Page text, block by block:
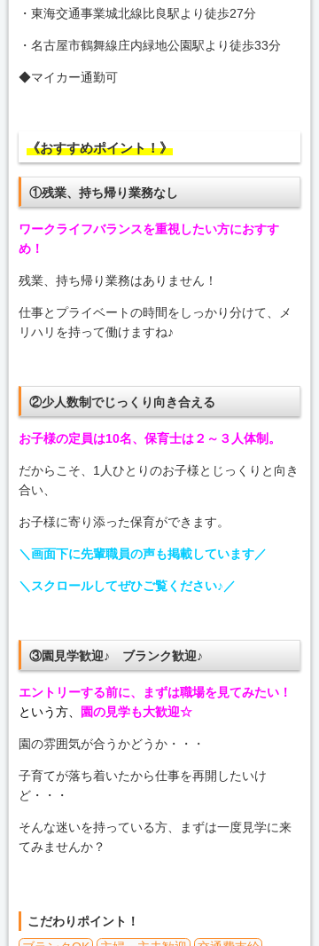
・東海交通事業城北線比良駅より徒歩27分
・名古屋市鶴舞線庄内緑地公園駅より徒歩33分
◆マイカー通勤可
《おすすめポイント！》
①残業、持ち帰り業務なし
ワークライフバランスを重視したい方におすす
め！
残業、持ち帰り業務はありません！
仕事とプライベートの時間をしっかり分けて、メ
リハリを持って働けますね♪
②少人数制でじっくり向き合える
お子様の定員は10名、保育士は２～３人体制。
だからこそ、1人ひとりのお子様とじっくりと向き
合い、
お子様に寄り添った保育ができます。
＼画面下に先輩職員の声も掲載しています／
＼スクロールしてぜひご覧ください♪／
③園見学歓迎♪ ブランク歓迎♪
エントリーする前に、まずは職場を見てみたい！
という方、
園の見学も大歓迎☆
園の雰囲気が合うかどうか・・・
子育てが落ち着いたから仕事を再開したいけ
ど・・・
そんな迷いを持っている方、まずは一度見学に来
てみませんか？
こだわりポイント！